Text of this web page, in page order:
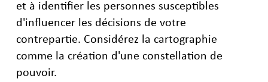
et à identifier les personnes susceptibles
d'influencer les décisions de votre
contrepartie. Considérez la cartographie
comme la création d'une constellation de
pouvoir.